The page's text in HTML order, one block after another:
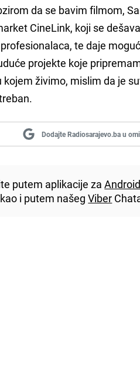
da se bavim filmom,
CineLink, koji se
te daje
projekte koje
živimo, mislim da je
Dodajte Radiosarajevo.ba u
putem aplikacije zaAndroid
i putem našegViber